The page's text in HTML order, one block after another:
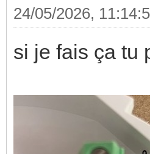
24/05/2026,
si je fais ça tu